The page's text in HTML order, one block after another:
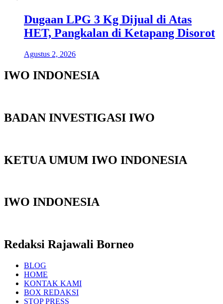
Dugaan LPG 3 Kg Dijual di Atas
HET, Pangkalan di Ketapang Disorot
Agustus 2, 2026
IWO INDONESIA
BADAN INVESTIGASI IWO
KETUA UMUM IWO INDONESIA
IWO INDONESIA
Redaksi Rajawali Borneo
BLOG
HOME
KONTAK KAMI
BOX REDAKSI
STOP PRESS